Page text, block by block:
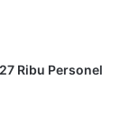
Ribu Personel